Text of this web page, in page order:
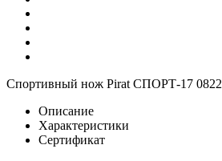
Спортивный нож Pirat СПОРТ-17 0822
Описание
Характеристики
Сертификат